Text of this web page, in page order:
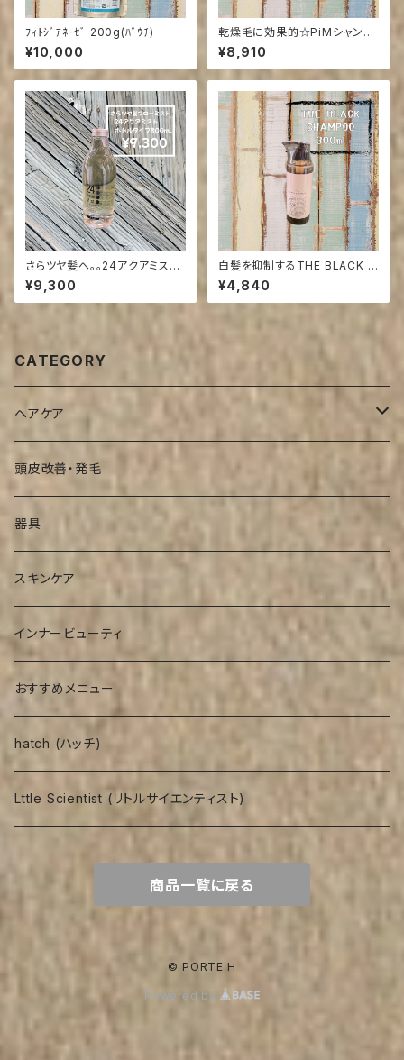
ﾌｨﾄｼﾞｱﾈｰｾﾞ 200g(ﾊﾟｳﾁ)
¥10,000
乾燥毛に効果的☆PiMシャンプ
ーレフィル1000ml(ご来店の方
送料引き)
¥8,910
さらツヤ髪へ。。24アクアミスト
800ml ボトルタイプ
¥9,300
白髪を抑制するTHE BLACK S
HAMPOO 300ml(来店の方送
料引き)
¥4,840
CATEGORY
ヘアケア
シャンプー
インバストリートメント
アウトバストリートメント
頭皮改善・発毛
器具
スキンケア
インナービューティ
おすすめメニュー
hatch (ハッチ)
Lttle Scientist (リトルサイエンティスト)
商品一覧に戻る
© PORTE H
Powered by